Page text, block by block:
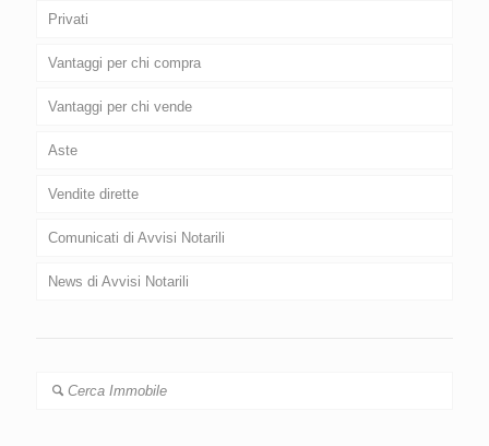
Privati
Vantaggi per chi compra
Vantaggi per chi vende
Aste
Vendite dirette
Comunicati di Avvisi Notarili
News di Avvisi Notarili
Cerca Immobile